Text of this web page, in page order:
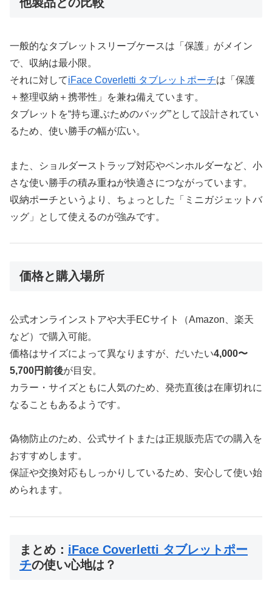
他製品との比較
一般的なタブレットスリーブケースは「保護」がメイン
で、収納は最小限。
それに対してiFace Coverletti タブレットポーチは「保護
＋整理収納＋携帯性」を兼ね備えています。
タブレットを“持ち運ぶためのバッグ”として設計されてい
るため、使い勝手の幅が広い。
また、ショルダーストラップ対応やペンホルダーなど、小
さな使い勝手の積み重ねが快適さにつながっています。
収納ポーチというより、ちょっとした「ミニガジェットバ
ッグ」として使えるのが強みです。
価格と購入場所
公式オンラインストアや大手ECサイト（Amazon、楽天
など）で購入可能。
価格はサイズによって異なりますが、だいたい4,000〜
5,700円前後が目安。
カラー・サイズともに人気のため、発売直後は在庫切れに
なることもあるようです。
偽物防止のため、公式サイトまたは正規販売店での購入を
おすすめします。
保証や交換対応もしっかりしているため、安心して使い始
められます。
まとめ： iFace Coverletti タブレットポー
チの使い心地は？